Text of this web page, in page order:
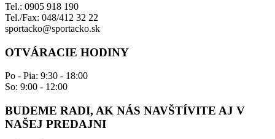
Tel.: 0905 918 190
Tel./Fax: 048/412 32 22
sportacko@sportacko.sk
OTVÁRACIE HODINY
Po - Pia: 9:30 - 18:00
So: 9:00 - 12:00
BUDEME RADI, AK NÁS NAVŠTÍVITE AJ V
NAŠEJ PREDAJNI